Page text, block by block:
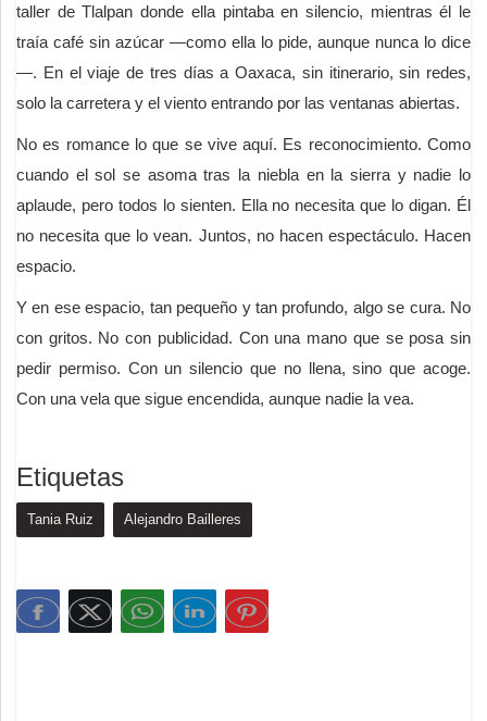
taller de Tlalpan donde ella pintaba en silencio, mientras él le
traía café sin azúcar —como ella lo pide, aunque nunca lo dice
—. En el viaje de tres días a Oaxaca, sin itinerario, sin redes,
solo la carretera y el viento entrando por las ventanas abiertas.
No es romance lo que se vive aquí. Es reconocimiento. Como
cuando el sol se asoma tras la niebla en la sierra y nadie lo
aplaude, pero todos lo sienten. Ella no necesita que lo digan. Él
no necesita que lo vean. Juntos, no hacen espectáculo. Hacen
espacio.
Y en ese espacio, tan pequeño y tan profundo, algo se cura. No
con gritos. No con publicidad. Con una mano que se posa sin
pedir permiso. Con un silencio que no llena, sino que acoge.
Con una vela que sigue encendida, aunque nadie la vea.
Etiquetas
Tania Ruiz Alejandro Bailleres